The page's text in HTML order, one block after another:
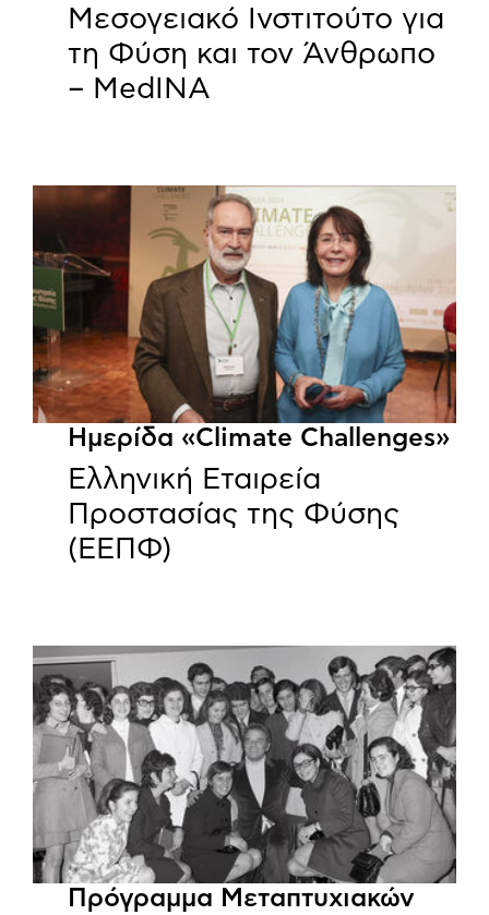
Μεσογειακό Ινστιτούτο για
τη Φύση και τον Άνθρωπο
– MedINA
Ημερίδα «Climate Challenges»
Ελληνική Εταιρεία
Προστασίας της Φύσης
(ΕΕΠΦ)
Πρόγραμμα Μεταπτυχιακών